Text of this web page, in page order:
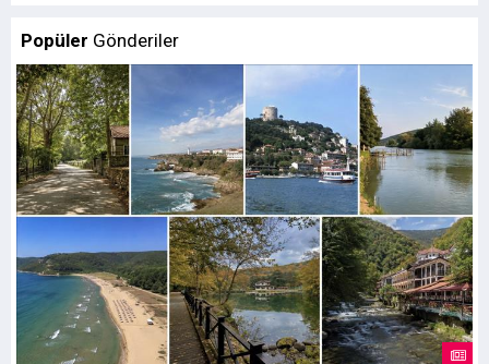
Popüler Gönderiler